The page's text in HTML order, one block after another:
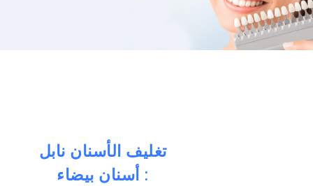
تغليف الأسنان نابل
: أسنان بيضاء